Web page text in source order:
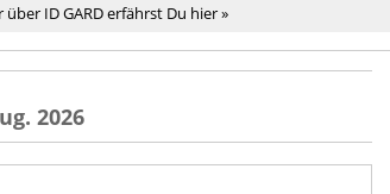
über ID GARD erfährst Du hier »
2026